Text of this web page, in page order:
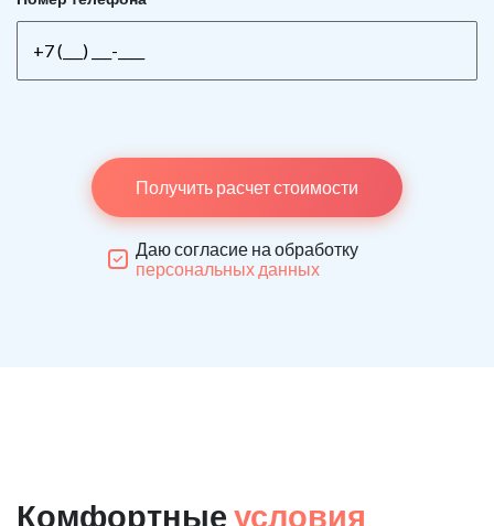
Получить расчет стоимости
Даю согласие на обработку
персональных данных
Комфортные условия